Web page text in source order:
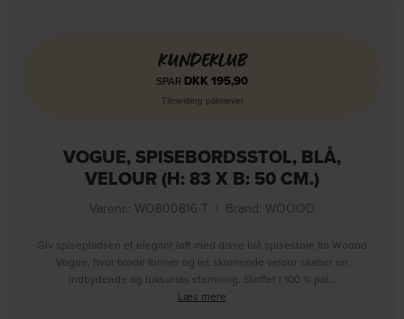
KUNDEKLUB
SPAR DKK 195,90
Tilmelding påkrævet
VOGUE, SPISEBORDSSTOL, BLÅ,
VELOUR (H: 83 X B: 50 CM.)
Varenr.: WO800816-T Brand: WOOOD
Giv spisepladsen et elegant løft med disse blå spisestole fra Woood
Vogue, hvor bløde former og let skinnende velour skaber en
indbydende og luksuriøs stemning. Stoffet i 100 % pol…
Læs mere